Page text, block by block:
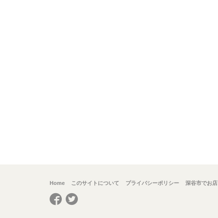
Home このサイトについて プライバシーポリシー 深谷市でお
Facebook
Twitter